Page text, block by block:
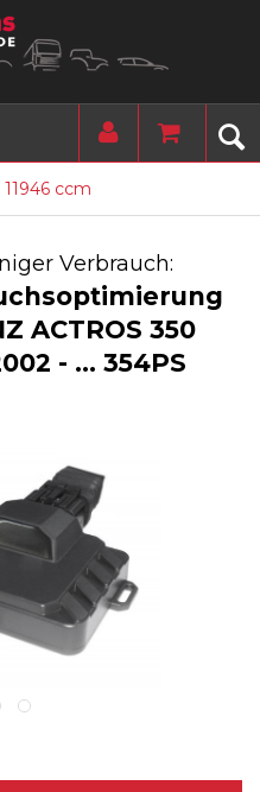
ccm
Verbrauch:
ACTROS 350
- ... 354PS